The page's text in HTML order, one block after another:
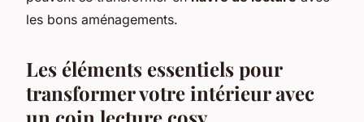
les bons aménagements.
Les éléments essentiels pour
transformer votre intérieur avec